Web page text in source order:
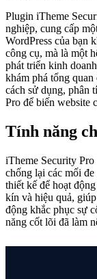
Plugin iTheme
nghiệp, cung cấp
WordPress của bạn
công cụ, mà là một
phát triển kinh
khám phá tổng
cách sử dụng, phân
Pro để biến website
Tính năng
iTheme Security
chống lại các mối
thiết kế để hoạt
kín và hiệu quả,
động khắc phục sự
năng cốt lõi đã làm